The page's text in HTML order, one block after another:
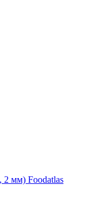
2 мм) Foodatlas